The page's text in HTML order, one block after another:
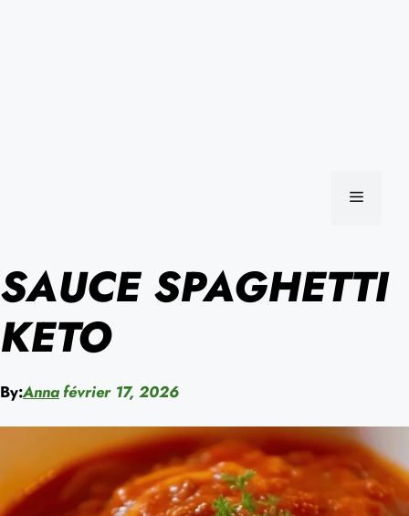
MENU
SAUCE SPAGHETTI
KETO
By:Annafévrier 17, 2026